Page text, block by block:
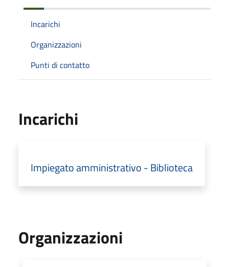
Incarichi
Organizzazioni
Punti di contatto
Incarichi
Impiegato amministrativo - Biblioteca
Organizzazioni